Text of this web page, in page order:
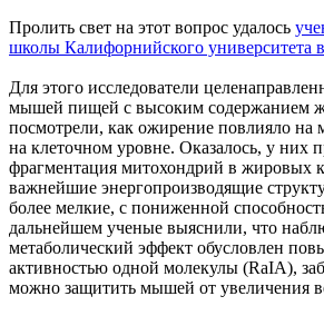
Пролить свет на этот вопрос удалось
школы Калифорнийского университета
Для этого исследователи
мышей пищей с высоким содержанием
посмотрели, как ожирение повлияло на
на клеточном уровне. Оказалось, у них
фрагментация митохондрий в жировых
важнейшие энергопроизводящие
более мелкие, с пониженной
дальнейшем ученые выяснили, что
метаболический эффект обусловлен
активностью одной молекулы (RaIA),
можно защитить мышей от увеличения